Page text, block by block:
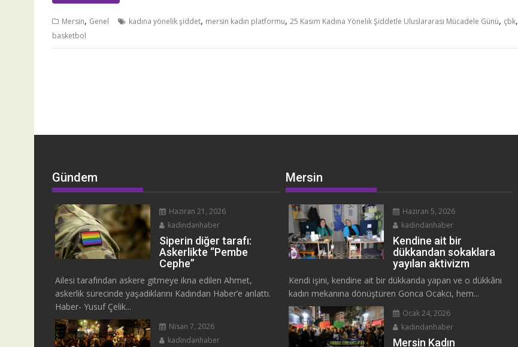
Mersin, Genel kadına yönelik şiddet, mersin kadın platformu, 25 Kasım Kadına Yönelik Şiddetle Uluslararası Mücadele Günü, çbk,
basketbol
Gündem
Haziran 21, 2026
kadindanhaber
Siperin diğer tarafı:
Askerlikte “Pembe
Cephe”
Ailesi tarafından askere gitmeye ikna edilen Ahmet,
askerlik sürecinde yaşadıklarını Kadından Haber’e anlattı.
Haber- Yusuf Çelik...
Nisan 7, 2026
kadindanhaber
Mersin
Haziran 5, 2026
kadindanhaber
Kendine ait bir
dükkandan sokaklara
yayılan aktivizm
Kendi işini, kendine ait bir dükkanda yapan ve o dükkânı
kadın mekanına dönüştüren Gonca Ocakcı, hem...
Ocak 24, 2026
kadindanhaber
Mersin Kadın